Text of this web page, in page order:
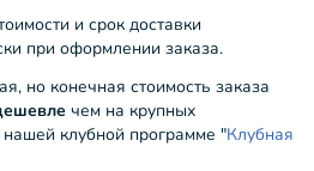
и срок доставки
при оформлении заказа.
но конечная стоимость заказа
чем на крупных
нашей клубной программе "Клубная